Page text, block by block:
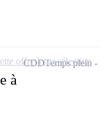
à
CDDTemps plein
offre à ma sélection